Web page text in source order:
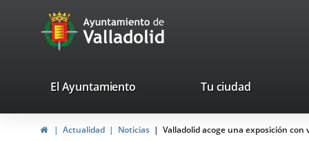
Portal
Web
Ayuntamiento
de
valladolid.es
El Ayuntamiento Tu ciudad
HomeActualidad Noticias Valladolid acoge una exposición con